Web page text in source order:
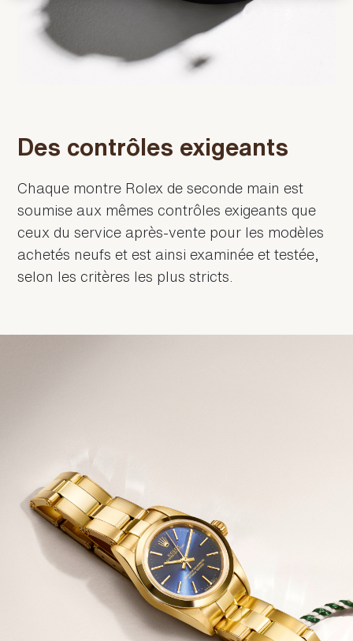
Des contrôles exigeants
Chaque montre Rolex de seconde main est
soumise aux mêmes contrôles exigeants que
ceux du service après-vente pour les modèles
achetés neufs et est ainsi examinée et testée,
selon les critères les plus stricts.